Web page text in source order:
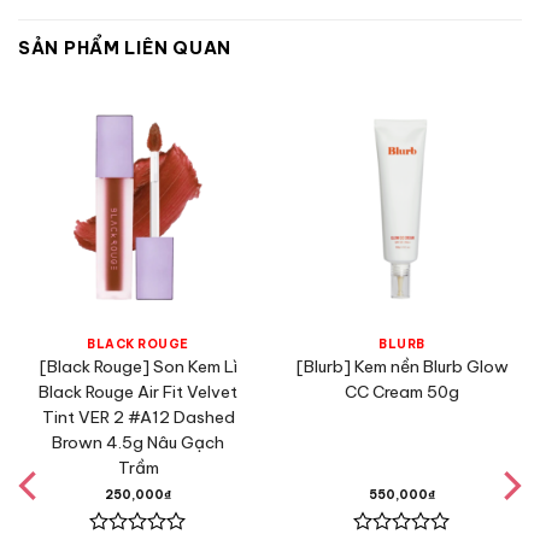
Thành phần
Glycerin: Dưỡng ẩm và giữ nước cho môi mềm mịn.
SẢN PHẨM LIÊN QUAN
BLACK ROUGE
[Black Rouge] Son Kem Lì
Black Rouge Air Fit Velvet
Tint VER 2 #A12 Dashed
Brown 4.5g Nâu Gạch
Trầm
250,000₫
BLURB
[Blurb] Kem nền Blurb Glow
CC Cream 50g
550,000₫